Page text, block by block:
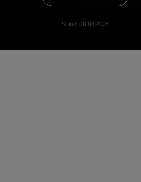
Stand: 08.08.2026